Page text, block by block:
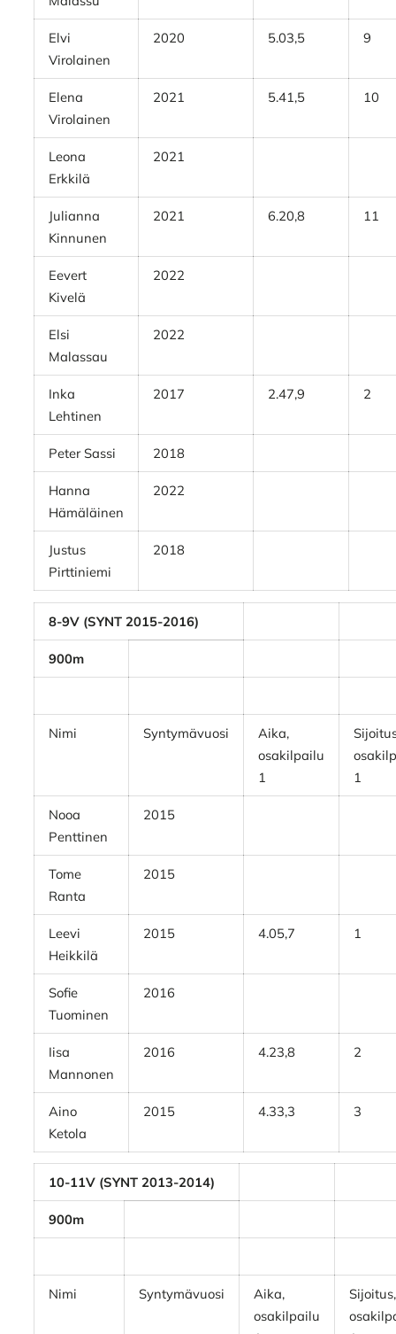
Elvi
Virolainen
2020 5.03,5 9
Elena
Virolainen
2021 5.41,5 10
Leona
Erkkilä
2021
Julianna
Kinnunen
2021 6.20,8 11
Eevert
Kivelä
2022
Elsi
Malassau
2022
Inka
Lehtinen
2017 2.47,9 2
Peter Sassi 2018
Hanna
Hämäläinen
2022
Justus
Pirttiniemi
2018
8-9V (SYNT 2015-2016)
900m
Nimi Syntymävuosi
Aika,
osakilpailu
1
1
Nooa
Penttinen
2015
Tome
Ranta
2015
Leevi
Heikkilä
2015 4.05,7 1
Sofie
Tuominen
2016
Iisa
Mannonen
2016 4.23,8 2
Aino
Ketola
2015 4.33,3 3
10-11V (SYNT 2013-2014)
900m
Nimi Syntymävuosi
Aika,
osakilpailu